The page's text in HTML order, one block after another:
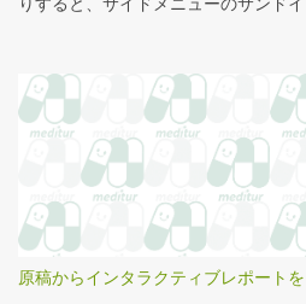
気になっていた。お腹の肉がだいぶ
せいもあるのではないかと。 シナモ
http://www.starbucks.co.jp/allergy/
ビった。これはまずい。下手な食事
556kcalがどのくらいヤバイのか、
マクドナルドで考えてみる。（ちな
とカロリーがほぼ同じもの（530kcal
原稿からインタラクティブレポートを